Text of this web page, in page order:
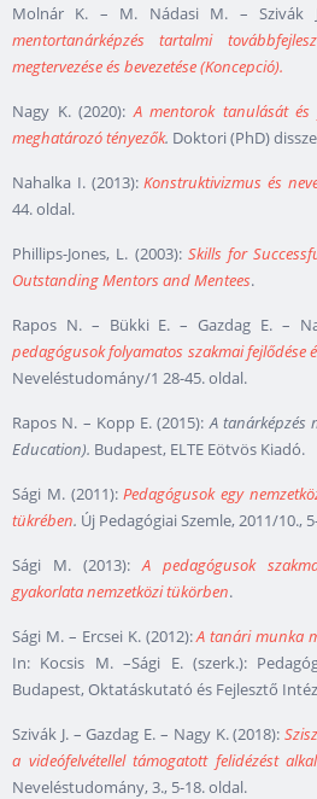
Molnár K. – M. Nádasi M. – Szivák
mentortanárképzés tartalmi
megtervezése és bevezetése (Koncepció).
Nagy K. (2020):A mentorok tanulását és
meghatározó tényezők. Doktori (PhD)
Nahalka I. (2013):Konstruktivizmus és
44. oldal.
Phillips-Jones, L. (2003): Skills for
Outstanding Mentors and Mentees.
Rapos N. – Bükki E. – Gazdag E. –
pedagógusok folyamatos szakmai fejlődése
Neveléstudomány/1 28-45. oldal.
Rapos N. – Kopp E. (2015):A tanárképzés
Education). Budapest, ELTE Eötvös Kiadó.
Sági M. (2011):Pedagógusok egy
tükrében. Új Pedagógiai Szemle, 2011/10.,
Sági M. (2013):A pedagógusok
gyakorlata nemzetközi tükörben.
Sági M. – Ercsei K. (2012):A tanári munka
In: Kocsis M. –Sági E. (szerk.):
Budapest, Oktatáskutató és Fejlesztő
Szivák J. – Gazdag E. – Nagy K. (2018):
a videófelvétellel támogatott felidézést
Neveléstudomány, 3., 5-18. oldal.